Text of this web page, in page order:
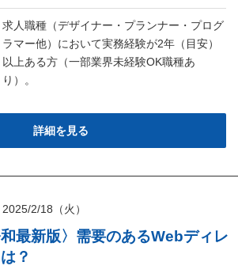
求人職種（デザイナー・プランナー・プログ
ラマー他）において実務経験が2年（目安）
以上ある方（一部業界未経験OK職種あ
り）。
詳細を見る
2025/2/18（火）
最新版〉需要のあるWebディレ
？